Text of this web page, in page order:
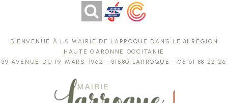
Bienvenue à la Mairie de Larroque dans le 31 région
Haute Garonne Occitanie
39 avenue du 19-Mars-1962 - 31580 Larroque - 05 61 88 22 26